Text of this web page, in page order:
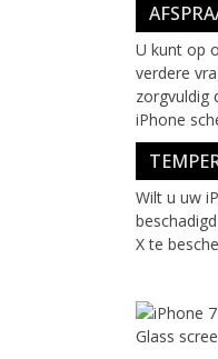
U kunt op
verdere
zorgvuldig
iPhone
Wilt u uw
X te